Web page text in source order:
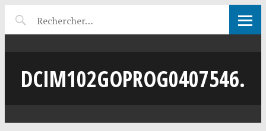
DCIM102GOPROG0407546.